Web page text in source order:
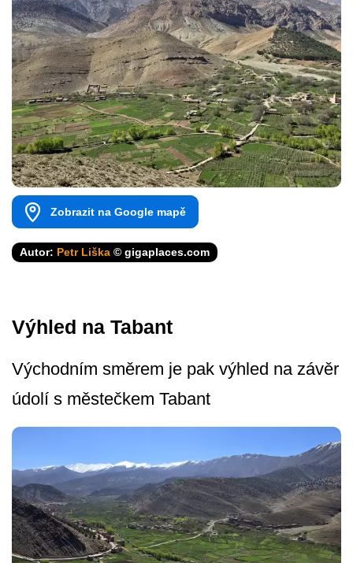
Zobrazit na Google mapě
Autor: Petr Liška © gigaplaces.com
Výhled na Tabant
Východním směrem je pak výhled na závěr
údolí s městečkem Tabant